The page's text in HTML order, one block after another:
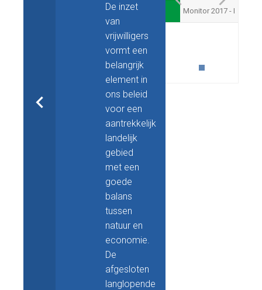
De inzet
van
vrijwilligers
vormt een
belangrijk
element in
ons beleid
voor een
aantrekkelijk
landelijk
gebied
met een
goede
balans
tussen
natuur en
economie.
De
afgesloten
langlopende
Monitor 2017 - I